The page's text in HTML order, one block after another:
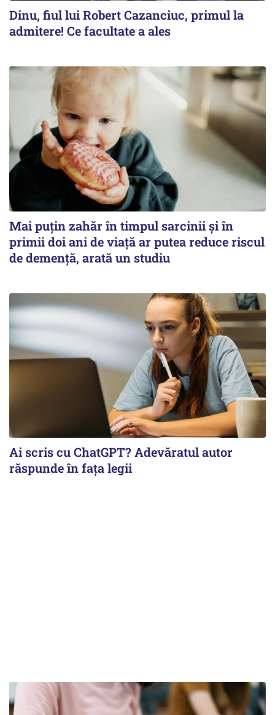
Dinu, fiul lui Robert Cazanciuc, primul la
admitere! Ce facultate a ales
Mai puțin zahăr în timpul sarcinii și în
primii doi ani de viață ar putea reduce riscul
de demență, arată un studiu
Ai scris cu ChatGPT? Adevăratul autor
răspunde în fața legii